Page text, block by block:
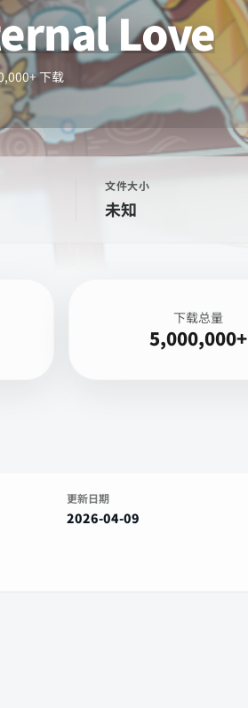
Love
下载
文件大小
未知
下载总量
5,000,000+
更新日期
2026-04-09